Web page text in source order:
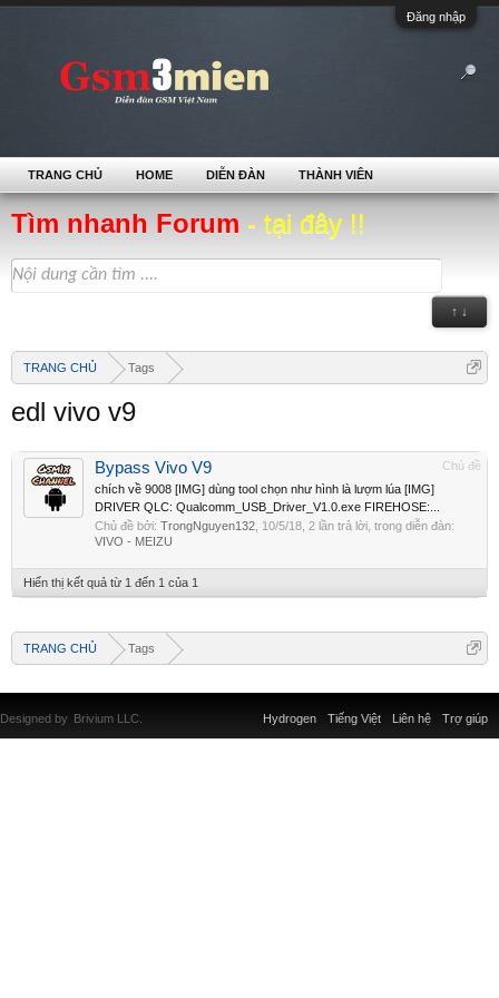
Đăng nhập
Tìm nhanh Forum - tại đây !!
↑ ↓
TRANG CHỦ Tags
edl vivo v9
Chủ đề
Bypass Vivo V9
chích về 9008 [IMG] dùng tool chọn như hình là lượm lúa [IMG]
DRIVER QLC: Qualcomm_USB_Driver_V1.0.exe FIREHOSE:...
Chủ đề bởi: TrongNguyen132 10/5/18 , 2 lần trả lời, trong diễn đàn:
VIVO - MEIZU
Hiển thị kết quả từ 1 đến 1 của 1
TRANG CHỦ Tags
TRANG CHỦ HOME DIỄN ĐÀN THÀNH VIÊN
Liên hệ Trợ giúp
Hydrogen Tiếng Việt
Designed by Brivium LLC.